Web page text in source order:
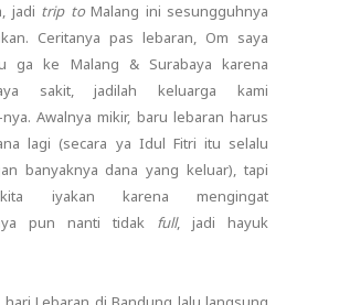
jadi trip toMalang ini sesungguhnya
Ceritanya pas lebaran, Om saya
ga ke Malang & Surabaya karena
sakit, jadilah keluarga kami
Awalnya mikir, baru lebaran harus
lagi (secara ya Idul Fitri itu selalu
banyaknya dana yang keluar), tapi
iyakan karena mengingat
pun nanti tidak full, jadi hayuk